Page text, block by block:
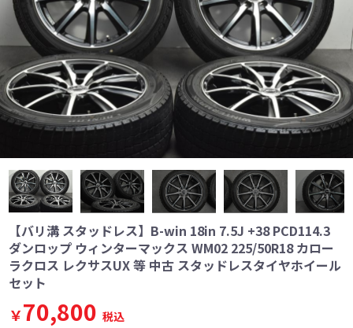
【バリ溝 スタッドレス】B-win 18in 7.5J +38 PCD114.3
ダンロップ ウィンターマックス WM02 225/50R18 カロー
ラクロス レクサスUX 等 中古 スタッドレスタイヤホイール
セット
￥70,800 税込